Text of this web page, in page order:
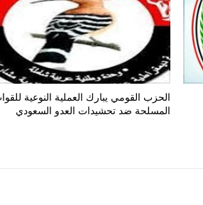
الحزب القومي يبارك العملية النوعية
المسلحة ضد تحشيدات العدو السعودي